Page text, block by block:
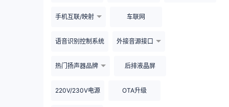
手机互联/映射 车联网
语音识别控制系统 外接音源接口
热门扬声器品牌 后排液晶屏
220V/230V电源 OTA升级